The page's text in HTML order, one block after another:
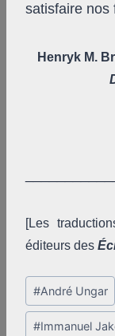
satisfaire nos
Henryk M.
[Les
éditeurs des
Post
Tags:
#André Ungar
#Immanuel